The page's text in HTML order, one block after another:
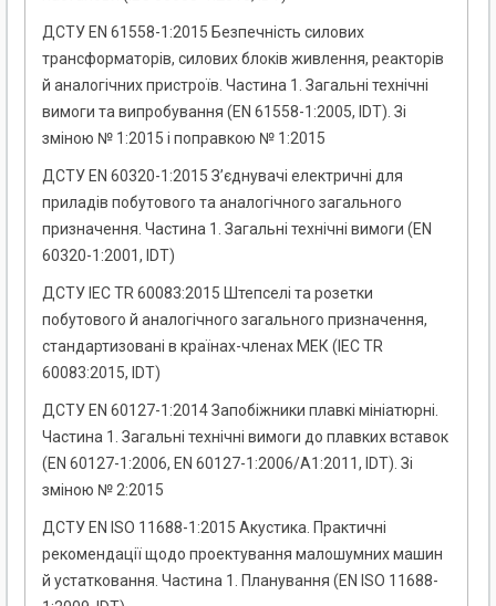
ДСТУ EN 61558-1:2015 Безпечність силових
трансформаторів, силових блоків живлення, реакторів
й аналогічних пристроїв. Частина 1. Загальні технічні
вимоги та випробування (EN 61558-1:2005, IDT). Зі
зміною № 1:2015 і поправкою № 1:2015
ДСТУ EN 60320-1:2015 З’єднувачі електричні для
приладів побутового та аналогічного загального
призначення. Частина 1. Загальні технічні вимоги (EN
60320-1:2001, IDT)
ДСТУ IEC TR 60083:2015 Штепселі та розетки
побутового й аналогічного загального призначення,
стандартизовані в країнах-членах МЕК (IEC TR
60083:2015, IDT)
ДСТУ EN 60127-1:2014 Запобіжники плавкі мініатюрні.
Частина 1. Загальні технічні вимоги до плавких вставок
(EN 60127-1:2006, EN 60127-1:2006/A1:2011, IDT). Зі
зміною № 2:2015
ДСТУ EN ISO 11688-1:2015 Акустика. Практичні
рекомендації щодо проектування малошумних машин
й устатковання. Частина 1. Планування (EN ISO 11688-